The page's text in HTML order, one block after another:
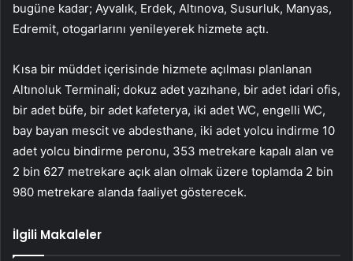
bugüne kadar; Ayvalık, Erdek, Altınova, Susurluk, Manyas,
Edremit, otogarlarını yenileyerek hizmete açtı.
Kısa bir müddet içerisinde hizmete açılması planlanan
Altınoluk Terminali; dokuz adet yazıhane, bir adet idari ofis,
bir adet büfe, bir adet kafeterya, iki adet WC, engelli WC,
bay bayan mescit ve abdesthane, iki adet yolcu indirme 10
adet yolcu bindirme peronu, 353 metrekare kapalı alan ve
2 bin 627 metrekare açık alan olmak üzere toplamda 2 bin
980 metrekare alanda faaliyet gösterecek.
İlgili Makaleler